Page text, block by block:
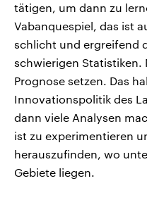
tätigen, um dann zu
Vabanquespiel, das ist
schlicht und ergreifend
schwierigen Statistiken.
Prognose setzen. Das
Innovationspolitik des
dann viele Analysen
ist zu experimentieren
herauszufinden, wo
Gebiete liegen.